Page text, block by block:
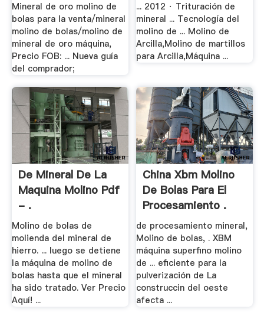
Mineral de oro molino de
bolas para la venta/mineral
molino de bolas/molino de
mineral de oro máquina,
Precio FOB: ... Nueva guía
del comprador;
... 2012 · Trituración de
mineral ... Tecnología del
molino de ... Molino de
Arcilla,Molino de martillos
para Arcilla,Máquina ...
De Mineral De La
Maquina Molino Pdf
- .
Molino de bolas de
molienda del mineral de
hierro. ... luego se detiene
la máquina de molino de
bolas hasta que el mineral
ha sido tratado. Ver Precio
Aquí! ...
China Xbm Molino
De Bolas Para El
Procesamiento .
de procesamiento mineral,
Molino de bolas, . XBM
máquina superfino molino
de ... eficiente para la
pulverización de La
construccin del oeste
afecta ...